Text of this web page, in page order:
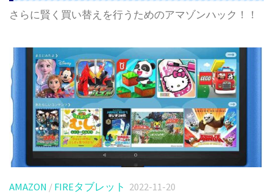
さらに賢く買い替えを行うためのアマゾンハック！！
AMAZON /FIREタブレット 2022-11-20